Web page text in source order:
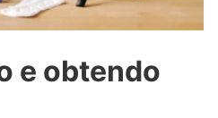
e obtendo